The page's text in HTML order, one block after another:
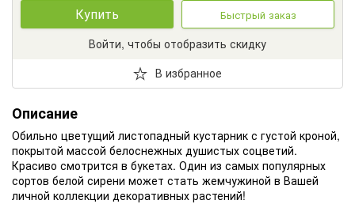
Купить Быстрый заказ
Войти, чтобы отобразить скидку
В избранное
Описание
Обильно цветущий листопадный кустарник с густой кроной,
покрытой массой белоснежных душистых соцветий.
Красиво смотрится в букетах. Один из самых популярных
сортов белой сирени может стать жемчужиной в Вашей
личной коллекции декоративных растений!